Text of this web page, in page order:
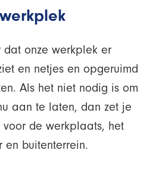
dat onze werkplek er
en netjes en opgeruimd
Als het niet nodig is om
aan te laten, dan zet je
de werkplaats, het
en buitenterrein.